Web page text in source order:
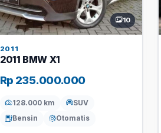
10
2011
2011 BMW X1
Rp 235.000.000
128.000 km
SUV
Bensin
Otomatis